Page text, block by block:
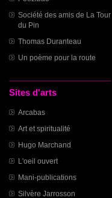
Société des amis de La Tour
du Pin
Thomas Duranteau
Un poème pour la route
Sites d'arts
Arcabas
Art et spiritualité
Hugo Marchand
L'oeil ouvert
Mani-publications
Silvère Jarrosson